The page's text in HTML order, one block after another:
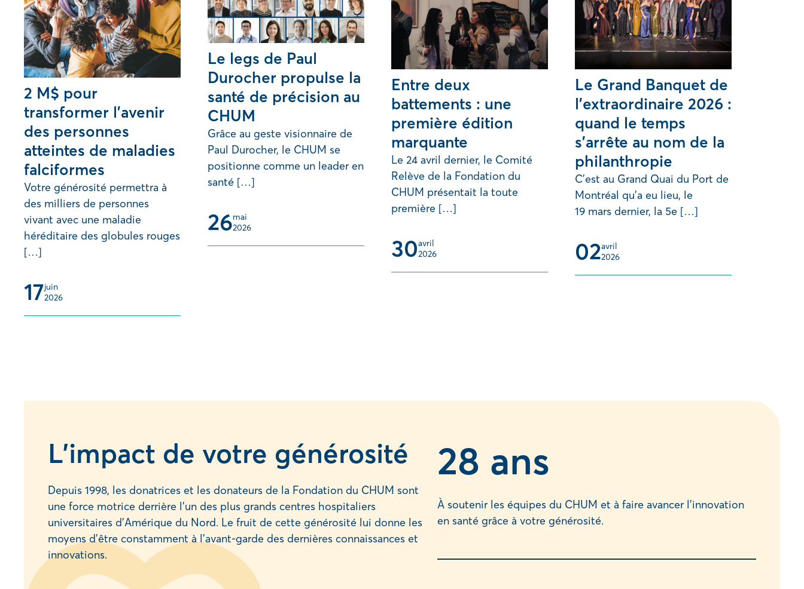
2 M$ pour
transformer l’avenir
des personnes
atteintes de maladies
falciformes
Votre générosité permettra à
des milliers de personnes
vivant avec une maladie
héréditaire des globules rouges
[…]
17juin
2026
Le legs de Paul
Durocher propulse la
santé de précision au
CHUM
Grâce au geste visionnaire de
Paul Durocher, le CHUM se
positionne comme un leader en
santé […]
26mai
2026
Entre deux
battements : une
première édition
marquante
Le 24 avril dernier, le Comité
Relève de la Fondation du
CHUM présentait la toute
première […]
30avril
2026
Le Grand Banquet de
l’extraordinaire 2026 :
quand le temps
s’arrête au nom de la
philanthropie
C’est au Grand Quai du Port de
Montréal qu’a eu lieu, le
19 mars dernier, la 5e […]
02avril
2026
L’impact de votre générosité
Depuis 1998, les donatrices et les donateurs de la Fondation du CHUM sont
une force motrice derrière l’un des plus grands centres hospitaliers
universitaires d’Amérique du Nord. Le fruit de cette générosité lui donne les
moyens d’être constamment à l’avant-garde des dernières connaissances et
innovations.
28 ans
À soutenir les équipes du CHUM et à faire avancer l’innovation
en santé grâce à votre générosité.